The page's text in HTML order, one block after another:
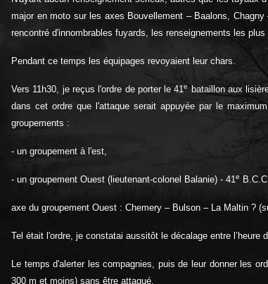
major en moto sur les axes Bouvellement – Baalons,
rencontré d'innombrables fuyards, les renseignements les
Pendant ce temps les équipages revoyaient leur chars.
Vers 11h30, je reçus l'ordre de porter le 41ebataillon aux
dans cet ordre que l'attaque serait appuyée par le
groupements :
- un groupement à l'est,
- un groupement Ouest (lieutenant-colonel Balanie) - 41e
axe du groupement Ouest : Chemery – Bulson – La Maltin ?
Tel était l'ordre, je constatai aussitôt le décalage entre l’heure
Le temps d'alerter les compagnies, puis de leur donner les
300 m et moins) sans être attaqué.